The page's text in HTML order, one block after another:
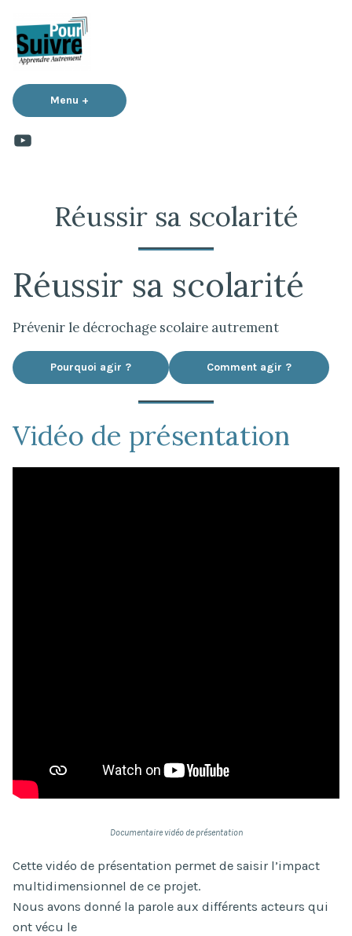
contenu
Menu + expanded
collapsed
chaine
Réussir sa scolarité
Réussir sa scolarité
Prévenir le décrochage scolaire autrement
Pourquoi agir ? Comment agir ?
Vidéo de présentation
Documentaire vidéo de présentation
Cette vidéo de présentation permet de saisir l’impact
multidimensionnel de ce projet.
Nous avons donné la parole aux différents acteurs qui
ont vécu le